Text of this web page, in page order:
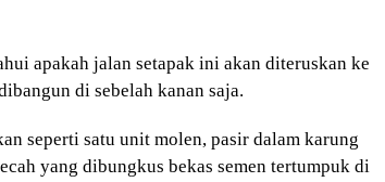
apakah jalan setapak ini akan diteruskan ke
di sebelah kanan saja.
seperti satu unit molen, pasir dalam karung
yang dibungkus bekas semen tertumpuk di